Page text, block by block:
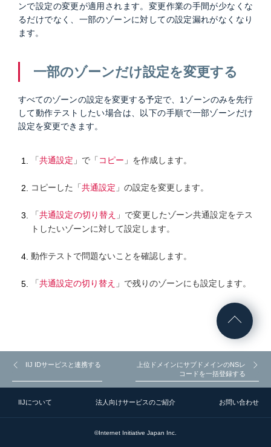
ンで設定の変更が適用されます。変更作業の手間が少なくな
るだけでなく、一部のゾーンに対しての設定漏れがなくなり
ます。
一部のゾーンだけ設定を変更する
すべてのゾーンの設定を変更する予定で、1ゾーンのみを先行
して動作テストしたい場合は、以下の手順で一部ゾーンだけ
設定を変更できます。
「共通設定 」で「 コピー 」を作成します。
コピーした「共通設定 」の設定を変更します。
「共通設定の切り替え 」で変更したゾーン共通設定をテス
トしたいゾーンに対して設定します。
動作テストで問題ないことを確認します。
「共通設定の切り替え 」で残りのゾーンにも設定します。
IIJ IDサービスと連携する
上位ドメインにサブドメインのNSレ
コードを一括登録する
IIJについて 法人向けサービスのご紹介 お問い合わせ
©Internet Initiative Japan Inc.